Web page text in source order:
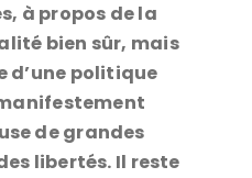
à propos de la
bien sûr, mais
d’une politique
de grandes
libertés. Il reste